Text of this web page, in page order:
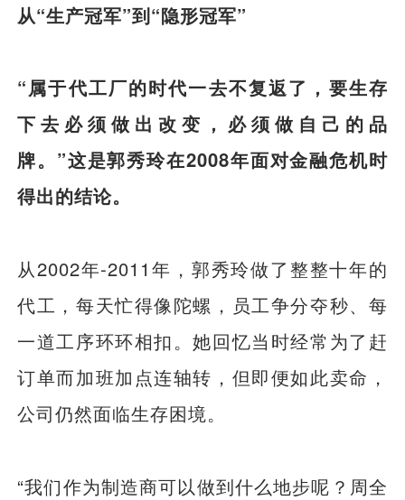
从“生产冠军”到“隐形冠军”
“属于代工厂的时代一去不复返了，要生存
下去必须做出改变，必须做自己的品
牌。”这是郭秀玲在2008年面对金融危机时
得出的结论。
从2002年-2011年，郭秀玲做了整整十年的
代工，每天忙得像陀螺，员工争分夺秒、每
一道工序环环相扣。她回忆当时经常为了赶
订单而加班加点连轴转，但即便如此卖命，
公司仍然面临生存困境。
“我们作为制造商可以做到什么地步呢？周全